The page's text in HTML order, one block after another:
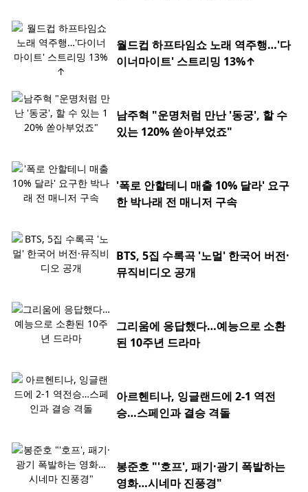
월드컵 하프타임쇼 노래 역주행…'다
이너마이트' 스트리밍 13%↑
남주혁 "운명처럼 만난 '동궁', 할 수
있는 120% 쏟아부었죠"
'폭로 안할테니 매출 10% 달라' 요구
한 박나래 전 매니저 구속
BTS, 5집 수록곡 '노멀' 한국어 버전·
뮤직비디오 공개
그리움에 응답했다…예능으로 소환
된 10주년 드라마
아르헨티나, 잉글랜드에 2-1 역전
승…스페인과 결승 격돌
봉준호 "'호프', 패기·광기 폭발하는
영화…시네마 진풍경"